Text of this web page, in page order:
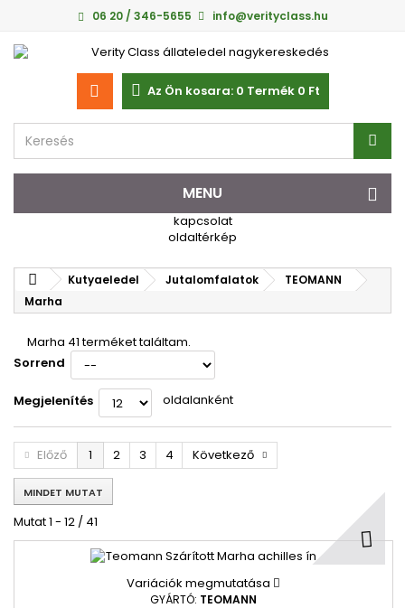
06 20 / 346-5655 info@verityclass.hu
Az Ön kosara: 0 Termék 0 Ft‎
MENU
kapcsolat
oldaltérkép
Kutyaeledel Jutalomfalatok
TEOMANN
Marha
Marha 41 terméket találtam.
Sorrend
Megjelenítés oldalanként
Előző 1 2 3 4 Következő
MINDET MUTAT
Mutat 1 - 12 / 41
Variációk megmutatása
GYÁRTÓ: TEOMANN